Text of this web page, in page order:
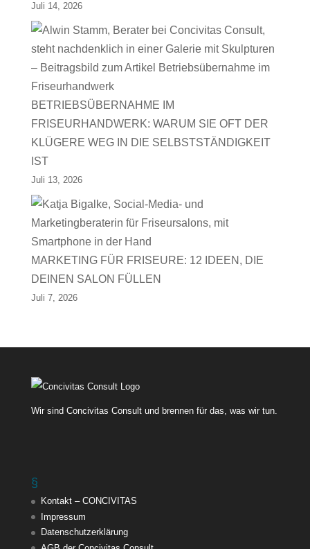
Juli 14, 2026
BETRIEBSÜBERNAHME IM
FRISEURHANDWERK: WARUM SIE OFT DER
KLÜGERE WEG IN DIE SELBSTSTÄNDIGKEIT
IST
Juli 13, 2026
MARKETING FÜR FRISEURE: 12 IDEEN, DIE
DEINEN SALON FÜLLEN
Juli 7, 2026
Wir sind Concivitas Consult und brennen für das, was wir tun.
§
Kontakt – CONCIVITAS
Impressum
Datenschutzerklärung